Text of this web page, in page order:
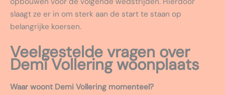
slaagt ze er in om sterk aan de start te staan op
belangrijke koersen.
Veelgestelde vragen over
Demi Vollering woonplaats
Waar woont Demi Vollering momenteel?